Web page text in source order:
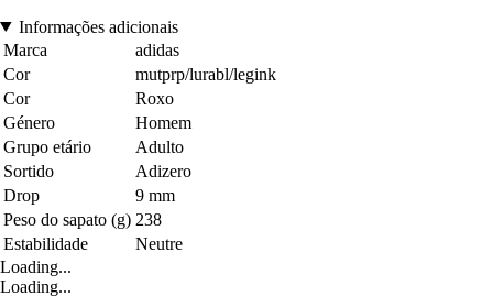
Informações adicionais
Marca
adidas
Cor
mutprp/lurabl/legink
Cor
Roxo
Género
Homem
Grupo etário
Adulto
Sortido
Adizero
Drop
9 mm
Peso do sapato (g) 238
Estabilidade
Neutre
Loading...
Loading...